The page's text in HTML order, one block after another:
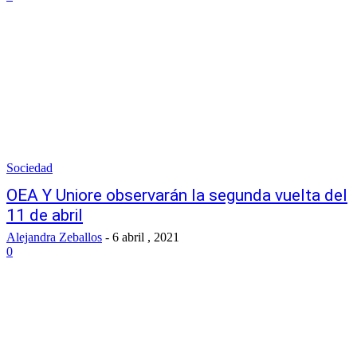
Sociedad
OEA Y Uniore observarán la segunda vuelta del
11 de abril
Alejandra Zeballos - 6 abril , 2021
0